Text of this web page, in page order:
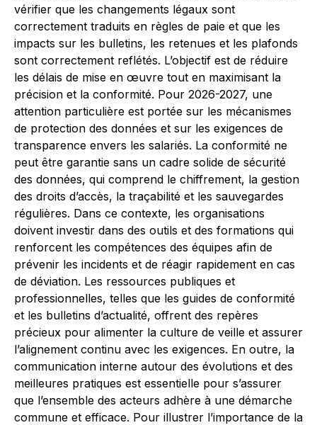
vérifier que les changements légaux sont
correctement traduits en règles de paie et que les
impacts sur les bulletins, les retenues et les plafonds
sont correctement reflétés. L’objectif est de réduire
les délais de mise en œuvre tout en maximisant la
précision et la conformité. Pour 2026-2027, une
attention particulière est portée sur les mécanismes
de protection des données et sur les exigences de
transparence envers les salariés. La conformité ne
peut être garantie sans un cadre solide de sécurité
des données, qui comprend le chiffrement, la gestion
des droits d’accès, la traçabilité et les sauvegardes
régulières. Dans ce contexte, les organisations
doivent investir dans des outils et des formations qui
renforcent les compétences des équipes afin de
prévenir les incidents et de réagir rapidement en cas
de déviation. Les ressources publiques et
professionnelles, telles que les guides de conformité
et les bulletins d’actualité, offrent des repères
précieux pour alimenter la culture de veille et assurer
l’alignement continu avec les exigences. En outre, la
communication interne autour des évolutions et des
meilleures pratiques est essentielle pour s’assurer
que l’ensemble des acteurs adhère à une démarche
commune et efficace. Pour illustrer l’importance de la